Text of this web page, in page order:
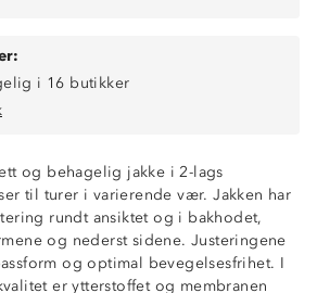
i 16 butikker
og behagelig jakke i 2-lags
til turer i varierende vær. Jakken har
rundt ansiktet og i bakhodet,
og nederst sidene. Justeringene
og optimal bevegelsesfrihet. I
er ytterstoffet og membranen
mm vannsøyle)
(5 000 g/m2/24t)